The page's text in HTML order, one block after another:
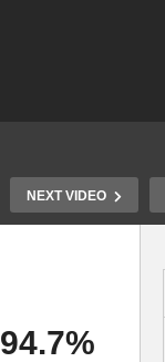
NEXT VIDEO
94.7%